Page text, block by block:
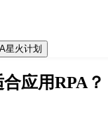
星火计划
应用RPA？